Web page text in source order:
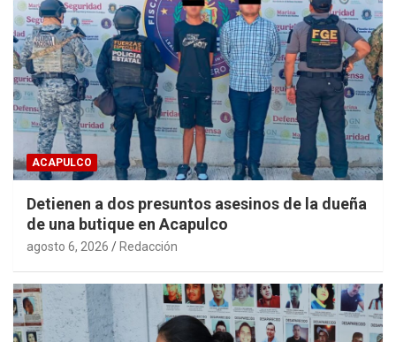
ACAPULCO
Detienen a dos presuntos asesinos de la dueña
de una butique en Acapulco
agosto 6, 2026 Redacción